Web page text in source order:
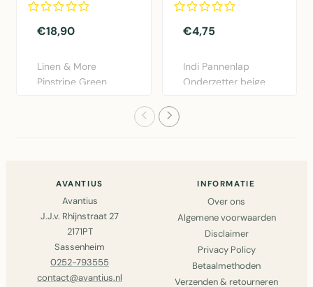
€18,90
Linen & More
Pinstripe Green
€4,75
Indi Pannenlap
Onderzetter beige
AVANTIUS
Avantius
J.J.v. Rhijnstraat 27
2171PT
Sassenheim
0252-793555
contact@avantius.nl
INFORMATIE
Over ons
Algemene voorwaarden
Disclaimer
Privacy Policy
Betaalmethoden
Verzenden & retourneren